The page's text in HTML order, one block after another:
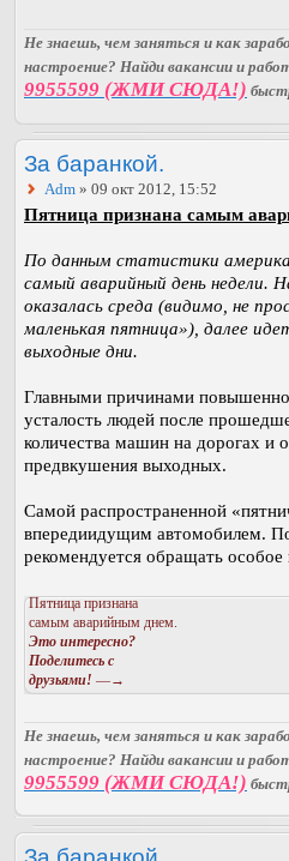
Не знаешь, чем заняться и как
настроение? Найди вакансии и
9955599 (ЖМИ СЮДА!)
За баранкой.
Adm » 09 окт 2012, 15:52
Пятница признана самым
По данным статистики
самый аварийный день недели.
оказалась среда (видимо, не
маленькая пятница»), далее
выходные дни.
Главными причинами
усталость людей после
количества машин на дорогах и
предвкушения выходных.
Самой распространенной
впередиидущим автомобилем.
рекомендуется обращать
Пятница признана
самым аварийным днем.
Это интересно?
Поделитесь с
друзьями! —→
Не знаешь, чем заняться и как
настроение? Найди вакансии и
9955599 (ЖМИ СЮДА!)